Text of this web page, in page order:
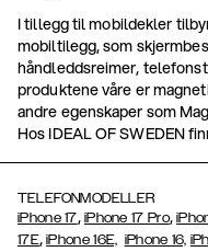
I tillegg til mobildekler
mobiltilegg, som
håndleddsreimer,
produktene våre er
andre egenskaper som
Hos IDEAL OF SWEDEN
TELEFONMODELLER
iPhone 17, iPhone 17 Pro,
17E,iPhone 16E, iPhone 16,